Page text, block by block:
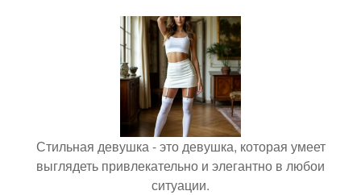
Стильная девушка - это девушка, которая умеет
выглядеть привлекательно и элегантно в любои
ситуации.